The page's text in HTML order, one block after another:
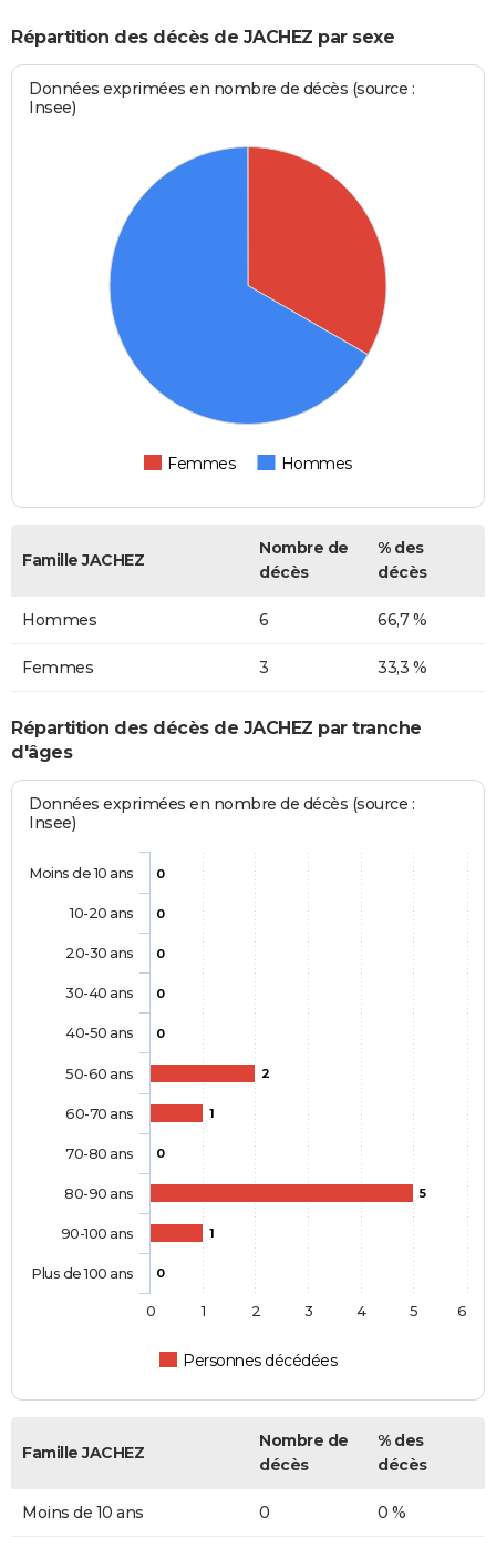
Répartition des décès de JACHEZ par sexe
Données exprimées en nombre de décès (source :
Insee)
Femmes Hommes
Famille JACHEZ
Nombre de
décès
% des
décès
Hommes 6 66,7 %
Femmes 3 33,3 %
Répartition des décès de JACHEZ par tranche
d'âges
Données exprimées en nombre de décès (source :
Insee)
0
0
0
0
0
2
1
0
5
1
0
Personnes décédées
Moins de 10 ans
10-20 ans
20-30 ans
30-40 ans
40-50 ans
50-60 ans
60-70 ans
70-80 ans
80-90 ans
90-100 ans
Plus de 100 ans
0 1 2 3 4 5 6
Famille JACHEZ
Nombre de
décès
% des
décès
Moins de 10 ans 0 0 %